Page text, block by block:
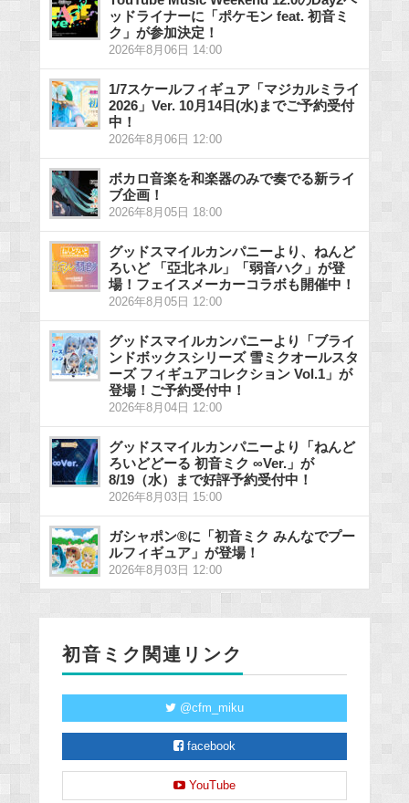
ッドライナーに「ポケモン feat. 初音ミ
ク」が参加決定！
2026年8月06日 14:00
1/7スケールフィギュア「マジカルミライ
2026」Ver. 10月14日(水)までご予約受付
中！
2026年8月06日 12:00
ボカロ音楽を和楽器のみで奏でる新ライ
ブ企画！
2026年8月05日 18:00
グッドスマイルカンパニーより、ねんど
ろいど 「亞北ネル」「弱音ハク」が登
場！フェイスメーカーコラボも開催中！
2026年8月05日 12:00
グッドスマイルカンパニーより「ブライ
ンドボックスシリーズ 雪ミクオールスタ
ーズ フィギュアコレクション Vol.1」が
登場！ご予約受付中！
2026年8月04日 12:00
グッドスマイルカンパニーより「ねんど
ろいどどーる 初音ミク ∞Ver.」が
8/19（水）まで好評予約受付中！
2026年8月03日 15:00
ガシャポン®に「初音ミク みんなでプー
ルフィギュア」が登場！
2026年8月03日 12:00
初音ミク関連リンク
@cfm_miku
facebook
YouTube